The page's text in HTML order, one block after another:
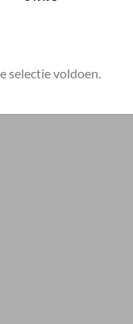
selectie voldoen.